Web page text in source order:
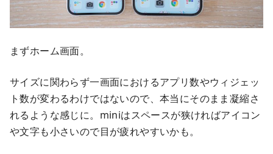
まずホーム画面。
サイズに関わらず一画面におけるアプリ数やウィジェッ
ト数が変わるわけではないので、本当にそのまま凝縮さ
れるような感じに。miniはスペースが狭ければアイコン
や文字も小さいので目が疲れやすいかも。